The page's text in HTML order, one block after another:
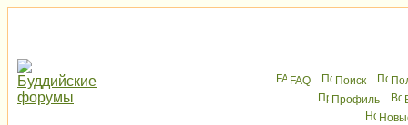
FAQ Поиск
Профиль